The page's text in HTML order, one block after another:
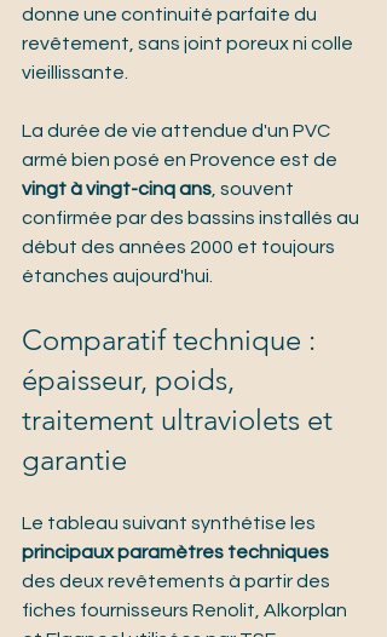
donne une continuité parfaite du
revêtement, sans joint poreux ni colle
vieillissante.
La durée de vie attendue d'un PVC
armé bien posé en Provence est de
vingt à vingt-cinq ans, souvent
confirmée par des bassins installés au
début des années 2000 et toujours
étanches aujourd'hui.
Comparatif technique :
épaisseur, poids,
traitement ultraviolets et
garantie
Le tableau suivant synthétise les
principaux paramètres techniques
des deux revêtements à partir des
fiches fournisseurs Renolit, Alkorplan